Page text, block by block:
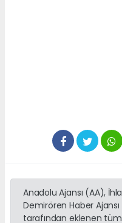
Anadolu Ajansı (AA),
Demirören Haber
tarafından eklenen